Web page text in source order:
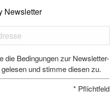
Newsletter
die Bedingungen zur Newsletter-
und stimme diesen zu.
* Pflichtfeld